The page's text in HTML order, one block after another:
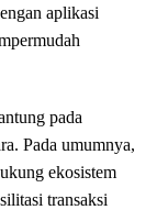
aplikasi
pada
Pada umumnya,
ekosistem
transaksi